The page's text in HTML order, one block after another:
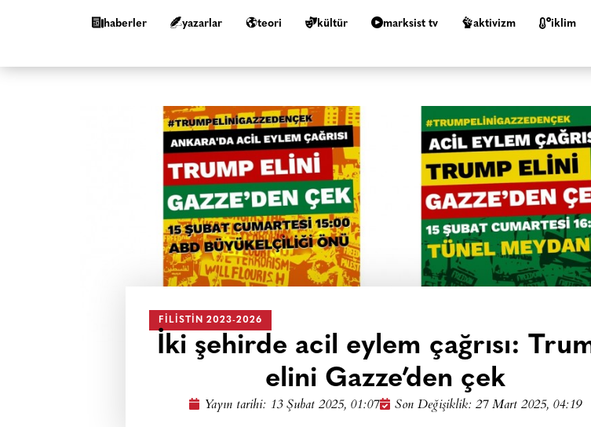
haberler yazarlar teori kültür marksist tv aktivizm i̇klim
FILISTIN 2023-2026
İki şehirde acil eylem çağrısı:
elini Gazze’den çek
Yayın tarihi: 13 Şubat 2025, 01:07 Son Değişiklik: 27 Mart 2025, 04:19